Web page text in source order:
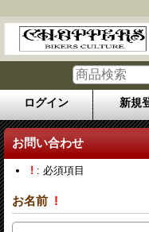
ログイン 新規
お問い合わせ
! : 必須項目
お名前 !